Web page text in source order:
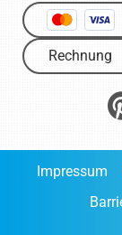
Rechnung
Impressum